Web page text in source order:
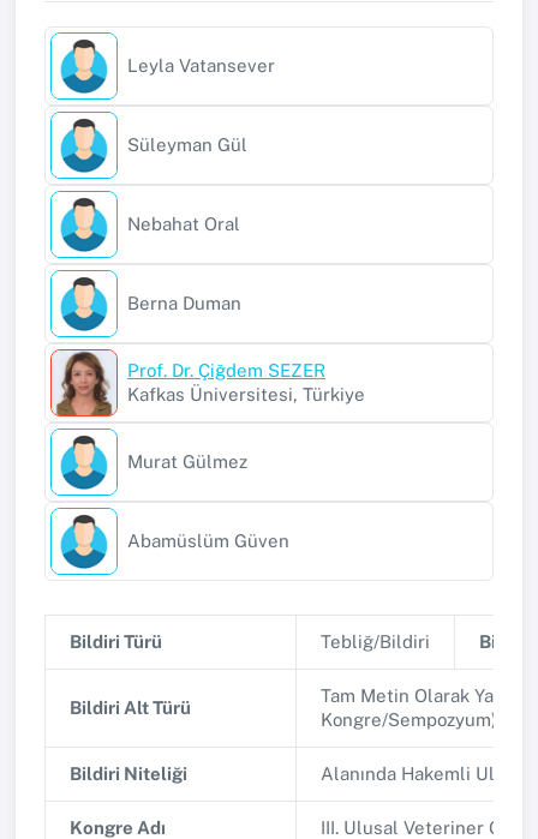
Leyla Vatansever
Süleyman Gül
Nebahat Oral
Berna Duman
Prof. Dr. Çiğdem SEZER
Kafkas Üniversitesi, Türkiye
Murat Gülmez
Abamüslüm Güven
Bildiri Türü Tebliğ/Bildiri Bildiri
Bildiri Alt Türü
Tam Metin Olarak
Kongre/Sempozyum)
Bildiri Niteliği Alanında Hakemli
Kongre Adı III. Ulusal Veteriner Gıda